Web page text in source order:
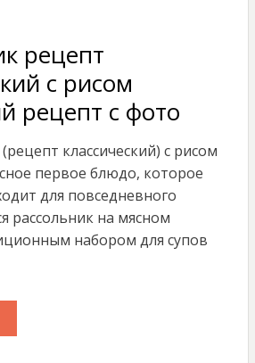
рецепт
с рисом
рецепт с фото
классический) с рисом
первое блюдо, которое
для повседневного
рассольник на мясном
набором для супов